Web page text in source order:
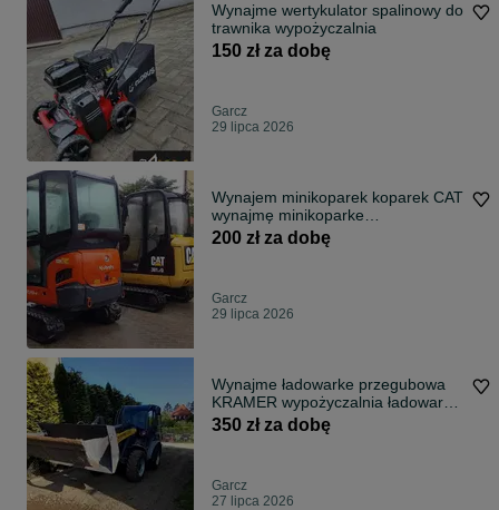
Wynajme wertykulator spalinowy do
trawnika wypożyczalnia
150 zł za dobę
Garcz
29 lipca 2026
Wynajem minikoparek koparek CAT
wynajmę minikoparke
wypożyczalnia maszyn
budowlanych koparka z młotem
200 zł za dobę
Garcz
29 lipca 2026
Wynajme ładowarke przegubowa
KRAMER wypożyczalnia ładowarek
fadroma
350 zł za dobę
Garcz
27 lipca 2026